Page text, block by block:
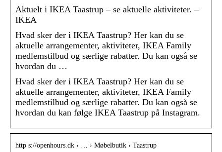
Aktuelt i IKEA Taastrup – se aktuelle aktiviteter. –
IKEA
Hvad sker der i IKEA Taastrup? Her kan du se
aktuelle arrangementer, aktiviteter, IKEA Family
medlemstilbud og særlige rabatter. Du kan også se
hvordan du …
Hvad sker der i IKEA Taastrup? Her kan du se
aktuelle arrangementer, aktiviteter, IKEA Family
medlemstilbud og særlige rabatter. Du kan også se
hvordan du kan følge IKEA Taastrup på Instagram.
http s://openhours.dk › … › Møbelbutik › Taastrup